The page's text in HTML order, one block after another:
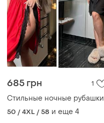
685 грн 1
Стильные ночные рубашки
50 / 4XL / 58 и еще 4